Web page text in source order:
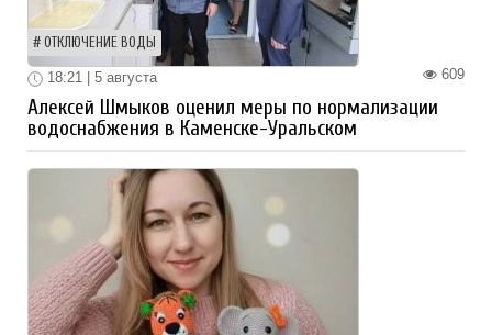
ОТКЛЮЧЕНИЕ ВОДЫ
609
18:21 | 5 августа
Алексей Шмыков оценил меры по нормализации
водоснабжения в Каменске-Уральском